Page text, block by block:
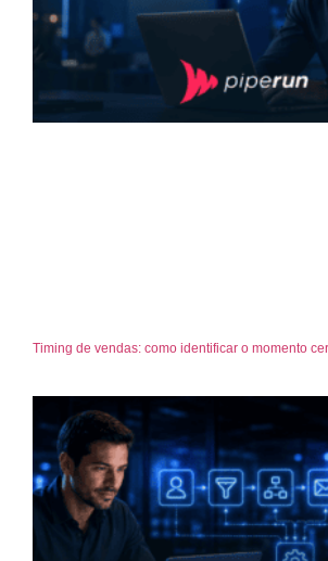
Timing de vendas: como identificar o momento